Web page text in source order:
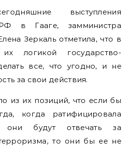
выступления
РФ в Гааге, замминистра
Зеркаль отметила, что в
логикой государство-
все, что угодно, и не
за свои действия.
из их позиций, что если бы
когда ратифицировала
они будут отвечать за
то они бы ее не